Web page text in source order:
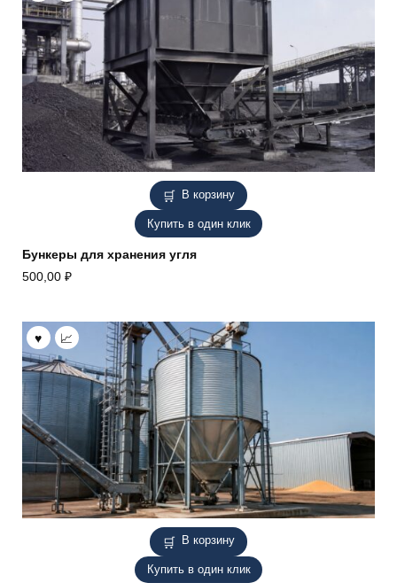
В корзину
Купить в один клик
Бункеры для хранения угля
500,00 ₽
В корзину
Купить в один клик